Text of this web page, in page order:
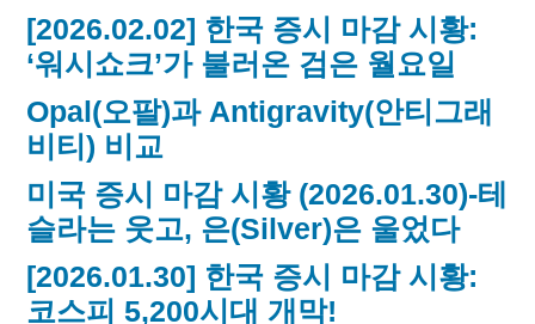
[2026.02.02] 한국 증시 마감 시황:
‘워시쇼크’가 불러온 검은 월요일
Opal(오팔)과 Antigravity(안티그래
비티) 비교
미국 증시 마감 시황 (2026.01.30)-테
슬라는 웃고, 은(Silver)은 울었다
[2026.01.30] 한국 증시 마감 시황:
코스피 5,200시대 개막!